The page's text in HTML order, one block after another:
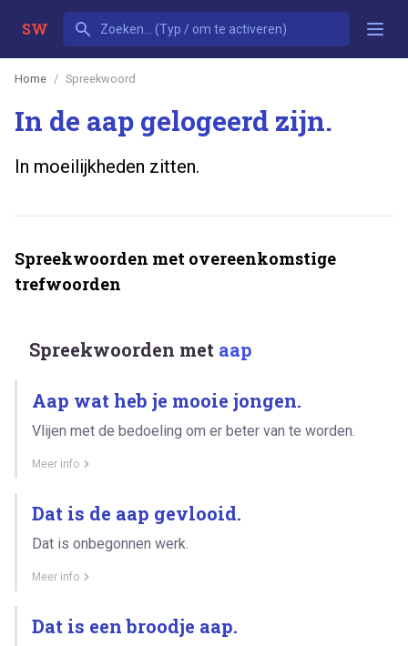
SW
Home Spreekwoord
In de aap gelogeerd zijn.
In moeilijkheden zitten.
Spreekwoorden met overeenkomstige
trefwoorden
Spreekwoorden met aap
Aap wat heb je mooie jongen.
Vlijen met de bedoeling om er beter van te worden.
Meer info
Dat is de aap gevlooid.
Dat is onbegonnen werk.
Meer info
Dat is een broodje aap.